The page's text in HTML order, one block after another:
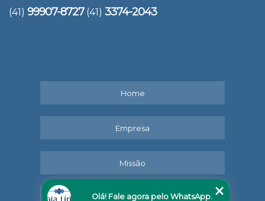
(41) 99907-8727 (41) 3374-2043
Home
Empresa
Missão
Serviços
Olá! Fale agora pelo WhatsApp.